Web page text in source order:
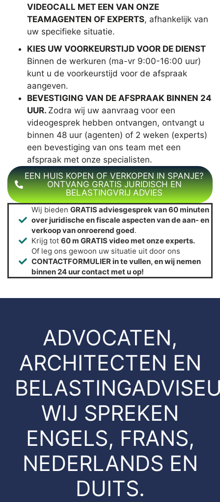
VIDEOCALL MET EEN VAN ONZE
TEAMAGENTEN OF EXPERTS, afhankelijk van
uw specifieke situatie.
KIES UW VOORKEURSTIJD VOOR DE DIENST
Binnen de werkuren (ma-vr 9:00-16:00 uur)
kunt u de voorkeurstijd voor de afspraak
aangeven.
BEVESTIGING VAN DE AFSPRAAK BINNEN 24
UUR. Zodra wij uw aanvraag voor een
videogesprek hebben ontvangen, ontvangt u
binnen 48 uur (agenten) of 2 weken (experts)
een bevestiging van ons team met een
afspraak met onze specialisten.
EEN HUIS KOPEN OF VERKOPEN IN SPANJE?
ONTVANG GRATIS JURIDISCH EN
BELASTINGVRIJ ADVIES
Wij biedenGRATIS adviesgesprek van 60 minuten
over juridische en fiscale aspecten van de aan- en
verkoop van onroerend goed.
Krijg tot60 m GRATIS video met onze experts.
Of leg ons gewoon uw situatie uit door ons
CONTACTFORMULIER in te vullen, en wij nemen
binnen 24 uur contact met u op!
ADVOCATEN,
ARCHITECTEN EN
WIJ SPREKEN
ENGELS, FRANS,
NEDERLANDS EN
DUITS.